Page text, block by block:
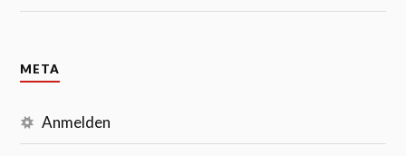
META
Anmelden